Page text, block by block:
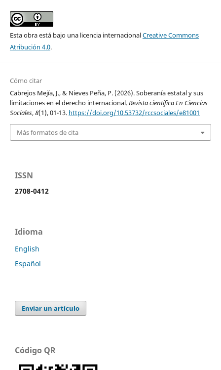
Esta obra está bajo una licencia internacionalCreative Commons
Atribución 4.0.
Cómo citar
Cabrejos Mejía, J., & Nieves Peña, P. (2026). Soberanía estatal y sus
limitaciones en el derecho internacional.Revista científica En Ciencias
Sociales,8(1), 01-13. https://doi.org/10.53732/rccsociales/e81001
Más formatos de cita
ISSN
2708-0412
Idioma
English
Español
Enviar un artículo
Código QR